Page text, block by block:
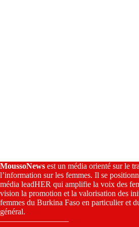
MoussoNews est un média orienté sur le
l’information sur les femmes. Il se
média leadHER qui amplifie la voix des
vision la promotion et la valorisation des
femmes du Burkina Faso en particulier et
général.
————————–